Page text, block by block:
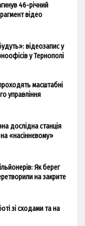
46-річний
відео
відеозапис у
у Тернополі
масштабні
управління
дослідна станція
«насіннєвому»
Як берег
на закрите
зі сходами та на